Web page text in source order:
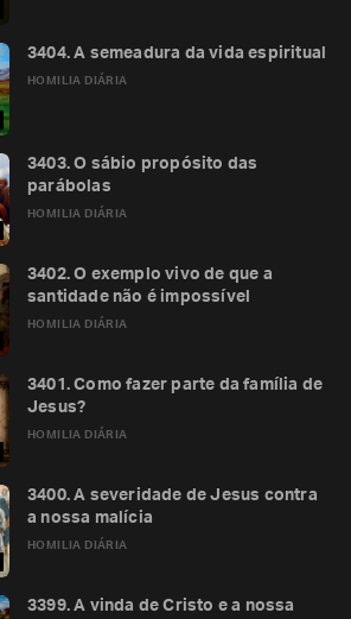
HOMILIA DIÁRIA
3404. A semeadura da vida espiritual
HOMILIA DIÁRIA
3403. O sábio propósito das
parábolas
HOMILIA DIÁRIA
3402. O exemplo vivo de que a
santidade não é impossível
HOMILIA DIÁRIA
3401. Como fazer parte da família de
Jesus?
HOMILIA DIÁRIA
3400. A severidade de Jesus contra
a nossa malícia
3399. A vinda de Cristo e a nossa